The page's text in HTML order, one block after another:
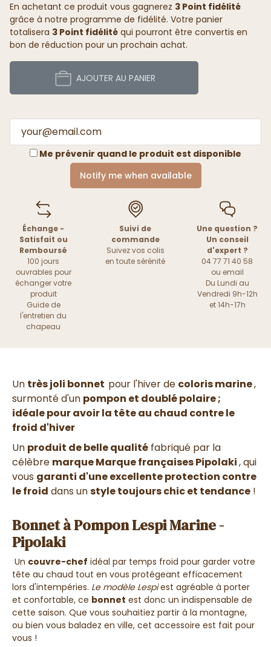
En achetant ce produit vous gagnerez 3 Point fidélité
grâce à notre programme de fidélité. Votre panier
totalisera 3 Point fidélité qui pourront être convertis en
bon de réduction pour un prochain achat.
AJOUTER AU PANIER
Me prévenir quand le produit est disponible
Notify me when available
Échange -
Satisfait ou
Remboursé
100 jours
ouvrables pour
échanger votre
produit
Guide de
l'entretien du
chapeau
Suivi de
commande
Suivez vos colis
en toute sérénité
Une question ?
Un conseil
d'expert ?
04 77 71 40 58
ou email
Du Lundi au
Vendredi 9h-12h
et 14h-17h
Un très joli bonnet pour l'hiver de coloris marine,
surmonté d'un pompon et doublé polaire ;
idéale pour avoir la tête au chaud contre le
froid d'hiver
Un produit de belle qualité fabriqué par la
célèbre marque Marque françaises Pipolaki, qui
vous garanti d'une excellente protection contre
le froid dans unstyle toujours chic et tendance !
Bonnet à Pompon Lespi Marine -
Pipolaki
Un couvre-chef idéal par temps froid pour garder votre
tête au chaud tout en vous protégeant efficacement
lors d'intempéries. Le modèle Lespiest agréable à porter
et confortable, ce bonnet est donc un indispensable de
cette saison. Que vous souhaitiez partir à la montagne,
ou bien vous baladez en ville, cet accessoire est fait pour
vous !